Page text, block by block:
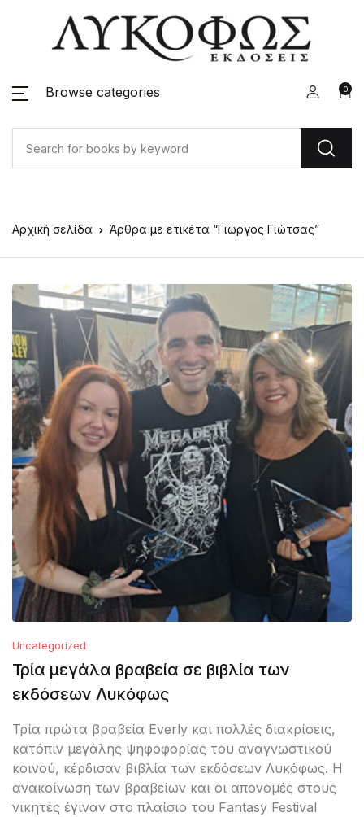
Browse categories 0
Αρχική σελίδα Άρθρα με ετικέτα “Γιώργος Γιώτσας”
Uncategorized
Τρία μεγάλα βραβεία σε βιβλία των
εκδόσεων Λυκόφως
Τρία πρώτα βραβεία Everly και πολλές διακρίσεις,
κατόπιν μεγάλης ψηφοφορίας του αναγνωστικού
κοινού, κέρδισαν βιβλία των εκδόσεων Λυκόφως. Η
ανακοίνωση των βραβείων και οι απονομές στους
νικητές έγιναν στο πλαίσιο του Fantasy Festival